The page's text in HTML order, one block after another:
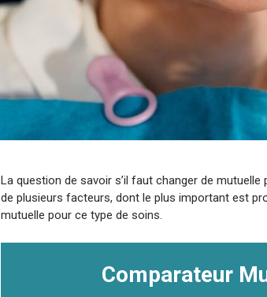
La question de savoir s’il faut changer de
de plusieurs facteurs, dont le plus important est
mutuelle pour ce type de soins.
Comparateur